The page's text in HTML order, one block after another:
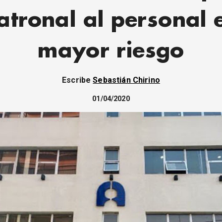
al personal
mayor riesgo
EscribeSebastián Chirino
01/04/2020